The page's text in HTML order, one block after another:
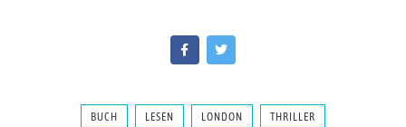
BUCH LESEN LONDON THRILLER